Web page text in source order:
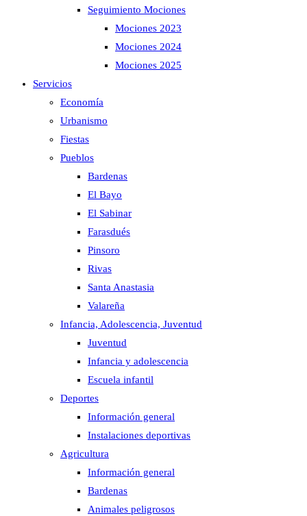
Seguimiento Mociones
Mociones 2023
Mociones 2024
Mociones 2025
Servicios
Economía
Urbanismo
Fiestas
Pueblos
Bardenas
El Bayo
El Sabinar
Farasdués
Pinsoro
Rivas
Santa Anastasia
Valareña
Infancia, Adolescencia, Juventud
Juventud
Infancia y adolescencia
Escuela infantil
Deportes
Información general
Instalaciones deportivas
Agricultura
Información general
Bardenas
Animales peligrosos